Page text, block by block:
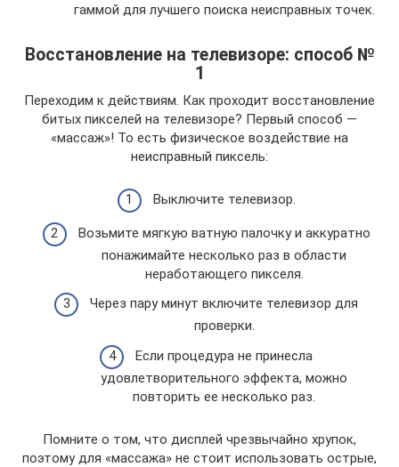
гаммой для лучшего поиска неисправных точек.
Восстановление на телевизоре: способ №
1
Переходим к действиям. Как проходит восстановление
битых пикселей на телевизоре? Первый способ —
«массаж»! То есть физическое воздействие на
неисправный пиксель:
Выключите телевизор.
Возьмите мягкую ватную палочку и аккуратно
понажимайте несколько раз в области
неработающего пикселя.
Через пару минут включите телевизор для
проверки.
Если процедура не принесла
удовлетворительного эффекта, можно
повторить ее несколько раз.
Помните о том, что дисплей чрезвычайно хрупок,
поэтому для «массажа» не стоит использовать острые,